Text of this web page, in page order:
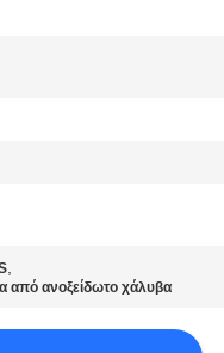
,
από ανοξείδωτο χάλυβα